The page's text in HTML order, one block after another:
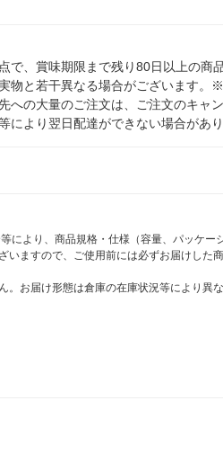
で、賞味期限まで残り80日以上の商
物と若干異なる場合がございます。
の大量のご注文は、ご注文のキャ
より翌日配達ができない場合があり
により、商品規格・仕様（容量、パッケー
ますので、ご使用前には必ずお届けした
お届け形態は倉庫の在庫状況等により異